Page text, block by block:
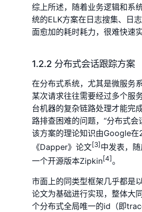
综上所述，随着业务逻辑和系
统的ELK方案在日志搜集、日
面愈加的耗时耗力，很难快速
1.2.2 分布式会话跟踪方案
在分布式系统，尤其是微服务
某次请求往往需要经过多个服
台机器的复杂链路处理才能完
路排查困难的问题，“分布式会
该方案的理论知识由Google在
《Dapper》论文[3] 中发表，
一个开源版本Zipkin[4]。
市面上的同类型框架几乎都是
论文为基础进行实现，整体大
个分布式全局唯一的id（即